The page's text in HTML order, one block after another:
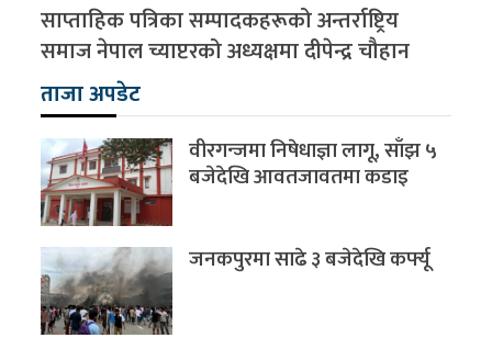
साप्ताहिक पत्रिका सम्पादकहरूको अन्तर्राष्ट्रिय
समाज नेपाल च्याप्टरको अध्यक्षमा दीपेन्द्र चौहान
ताजा अपडेट
वीरगन्जमा निषेधाज्ञा लागू, साँझ ५
बजेदेखि आवतजावतमा कडाइ
जनकपुरमा साढे ३ बजेदेखि कर्फ्यू